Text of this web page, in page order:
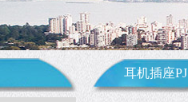
耳机插座PJ